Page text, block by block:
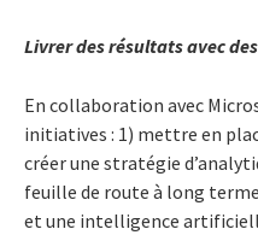
Livrer des résultats avec
En collaboration avec
initiatives : 1) mettre en
créer une stratégie
feuille de route à long
et une intelligence